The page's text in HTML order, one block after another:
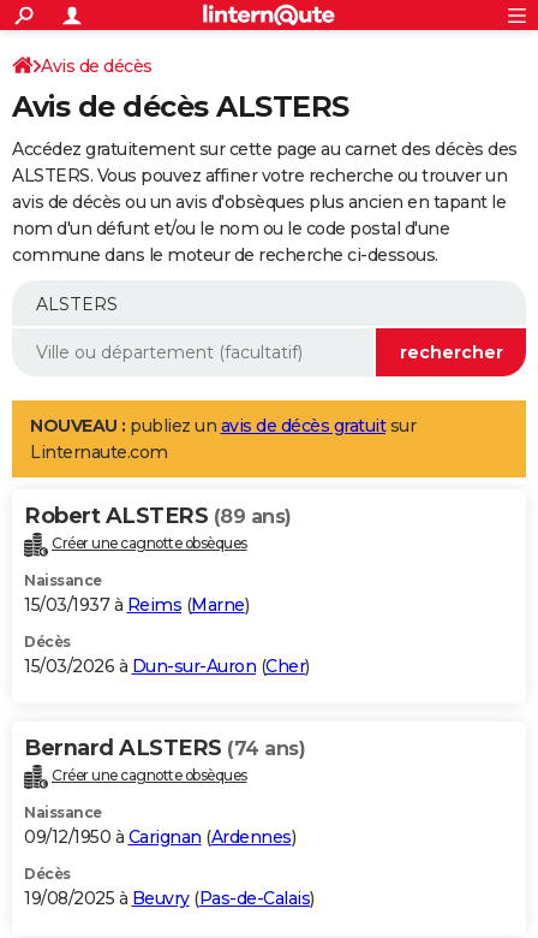
ACTUALITÉS
Politique
Société
Faits Divers
Education
Monde
Villes
+
SPORT
Coupe du monde 2026
Football
Tennis
Cyclisme
Rugby
Forum
Programme TV
TNT
Streaming
Cinéma
Sorties cinéma
Musique
+
FINANCE
Retraite
Epargne
Immobilier
Risques naturels par ville
Banque
Assurance
AUTO
Essais
Réserver un essai
Citadines
Berlines
SUV
Forum auto
+
Mobiles
Meilleur smartphone
Internet
Ordinateurs
Jeux vidéo
Guide high-tech
Aménagement intérieur
LIFESTYLE
Art de vivre
Bien-être
Loisirs
Mode
Modes de vie
Alimentation
Guide de la santé
Maladies
Médicaments
Sommeil
VOYAGE
Destinations
City break
Voyage nature
Voyage de noces
Forum
Climat
+PHOTO
GUIDES D'ACHAT
BONS PLANS
Carte de Noël
Carte Bonne année
Carte Saint-Valentin
Carte Pâques
Carte d'anniversaire
DICTIONNAIRE
Dictionnaire
Biographies
Citations
Expressions
Proverbes
PROGRAMME TV
S'inscrire
Se connecter
Lycées
Collèges
Primaires
Universités
Entreprises
Service militaire
Avis de recherche
AVIS DE DÉCÈS
Avis de décès
Avis de décès ALSTERS
Accédez gratuitement sur cette page au carnet des décès des
ALSTERS. Vous pouvez affiner votre recherche ou trouver un
avis de décès ou un avis d'obsèques plus ancien en tapant le
nom d'un défunt et/ou le nom ou le code postal d'une
commune dans le moteur de recherche ci-dessous.
NOUVEAU : publiez un avis de décès gratuitsur
Linternaute.com
Robert ALSTERS (89 ans)
Créer une cagnotte obsèques
Naissance
15/03/1937 à Reims (Marne)
Décès
15/03/2026 à Dun-sur-Auron (Cher)
Bernard ALSTERS (74 ans)
Créer une cagnotte obsèques
Naissance
09/12/1950 à Carignan (Ardennes)
Décès
19/08/2025 à Beuvry(Pas-de-Calais)